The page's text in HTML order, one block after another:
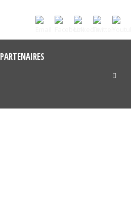
PARTENAIRES